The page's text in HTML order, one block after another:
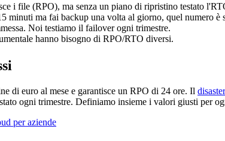
i file (RPO), ma senza un piano di ripristino testato
minuti ma fai backup una volta al giorno, quel numero è
Noi testiamo il failover ogni trimestre.
hanno bisogno di RPO/RTO diversi.
di euro al mese e garantisce un RPO di 24 ore. Il
ogni trimestre. Definiamo insieme i valori giusti per
per aziende